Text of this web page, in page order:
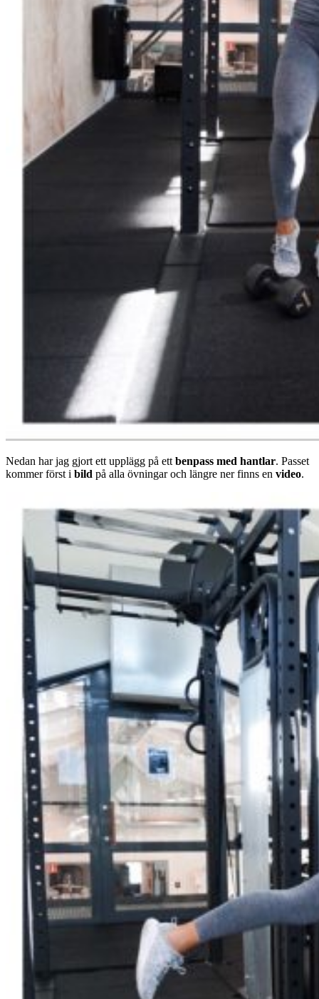
Nedan har jag gjort ett upplägg på ettbenpass med hantlar. Passet
kommer först i bild på alla övningar och längre ner finns en video.